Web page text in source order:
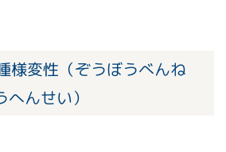
様変性（ぞうぼうべんね
んせい）